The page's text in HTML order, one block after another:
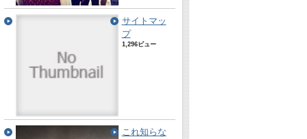
サイトマッ
プ
1,296ビュー
これ知らな